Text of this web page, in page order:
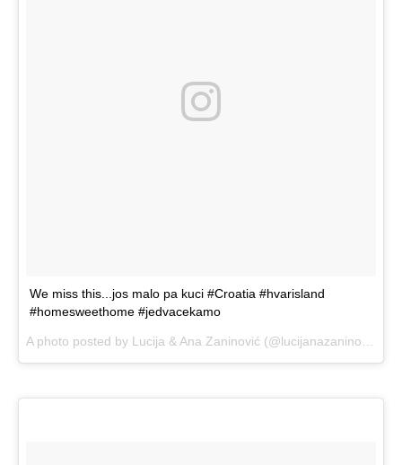
We miss this...jos malo pa kuci #Croatia #hvarisland
#homesweethome #jedvacekamo